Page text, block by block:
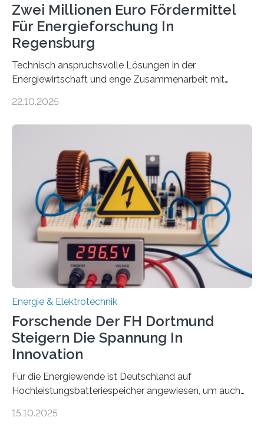
Zwei Millionen Euro Fördermittel
Für Energieforschung In
Regensburg
Technisch anspruchsvolle Lösungen in der
Energiewirtschaft und enge Zusammenarbeit mit
neuen EU-geförderten Transfer-Projekte zu
Energietechnologien werden vom Europäischen
Sozialfonds Plus (ESF+) gefördert – mit einer
Gesamtsumme von mehr als zwei Millionen Euro.
Damit zählt die Hochschule zu den großen
Gewinnerinnen der aktuellen Förderrunde des
Bayerischen Wissenschaftsministeriums. Im
Mittelpunkt steht der direkte Wissenstransfer: Neue
wissenschaftliche Erkenntnisse sollen rasch in die
22.10.2025
Energie & Elektrotechnik
Forschende Der FH Dortmund
Steigern Die Spannung In
Innovation
Für die Energiewende ist Deutschland auf
Hochleistungsbatteriespeicher angewiesen, um auch
Doch mit der immensen Zahl einzelner Batteriezellen,
15.10.2025